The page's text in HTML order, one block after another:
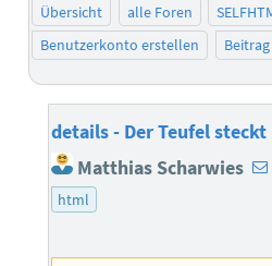
Übersicht alle Foren
Benutzerkonto erstellen
details - Der Teufel
Matthias Scharwies E-
html